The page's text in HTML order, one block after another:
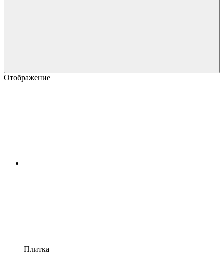
Отображение
Плитка